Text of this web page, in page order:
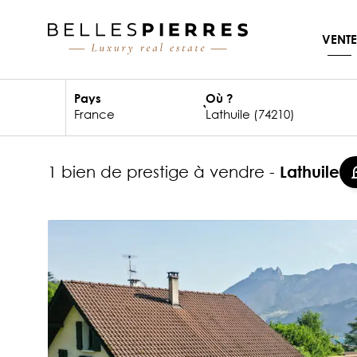
VENTE
Pays Où ?
1 bien de prestige à vendre - Lathuile